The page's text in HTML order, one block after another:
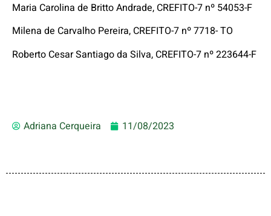
Maria Carolina de Britto Andrade, CREFITO-7 nº 54053-F
Milena de Carvalho Pereira, CREFITO-7 nº 7718- TO
Roberto Cesar Santiago da Silva, CREFITO-7 nº 223644-F
Adriana Cerqueira 11/08/2023
INSCRIÇÕES ABERTAS PARA